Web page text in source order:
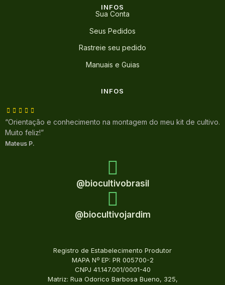
INFOS
Sua Conta
Seus Pedidos
Rastreie seu pedido
Manuais e Guias
INFOS
“Orientação e conhecimento na montagem do meu kit de cultivo.
Muito feliz!”
Mateus P.
@biocultivobrasil
@biocultivojardim
Registro de Estabelecimento Produtor
MAPA Nº EP: PR 005700-2
CNPJ 41.147.001/0001-40
Matriz: Rua Odorico Barbosa Bueno, 325,